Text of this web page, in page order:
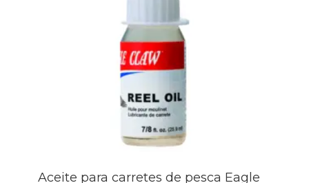
Aceite para carretes de pesca Eagle